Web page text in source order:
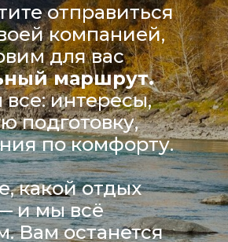
отправиться
компанией,
для вас
маршрут.
интересы,
подготовку,
по комфорту.
какой отдых
и мы всё
Вам останется